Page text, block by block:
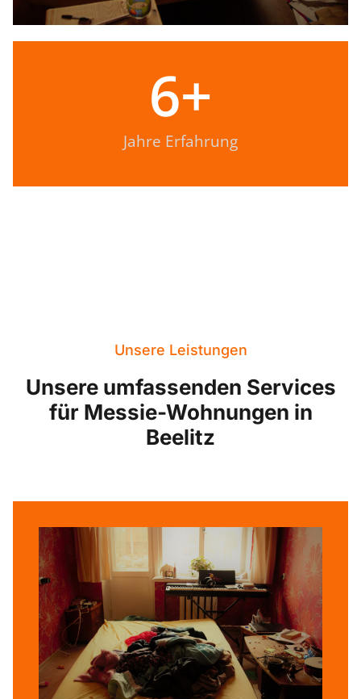
Jahre Erfahrung
6+
Unsere Leistungen
Unsere umfassenden Services
für Messie-Wohnungen in
Beelitz